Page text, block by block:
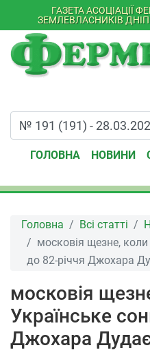
ГАЗЕТА АСОЦІАЦІЇ
ЗЕМЛЕВЛАСНИКІВ
ГОЛОВНА НОВИНИ
Головна Всі статті
московія щезне, коли
до 82-річчя Джохара
московія
Українське
Джохара